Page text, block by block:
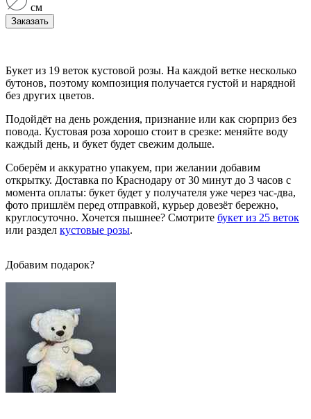
см
Заказать
Букет из 19 веток кустовой розы. На каждой ветке несколько
бутонов, поэтому композиция получается густой и нарядной
без других цветов.
Подойдёт на день рождения, признание или как сюрприз без
повода. Кустовая роза хорошо стоит в срезке: меняйте воду
каждый день, и букет будет свежим дольше.
Соберём и аккуратно упакуем, при желании добавим
открытку. Доставка по Краснодару от 30 минут до 3 часов с
момента оплаты: букет будет у получателя уже через час-два,
фото пришлём перед отправкой, курьер довезёт бережно,
круглосуточно. Хочется пышнее? Смотрите букет из 25 веток
или раздел кустовые розы.
Добавим подарок?